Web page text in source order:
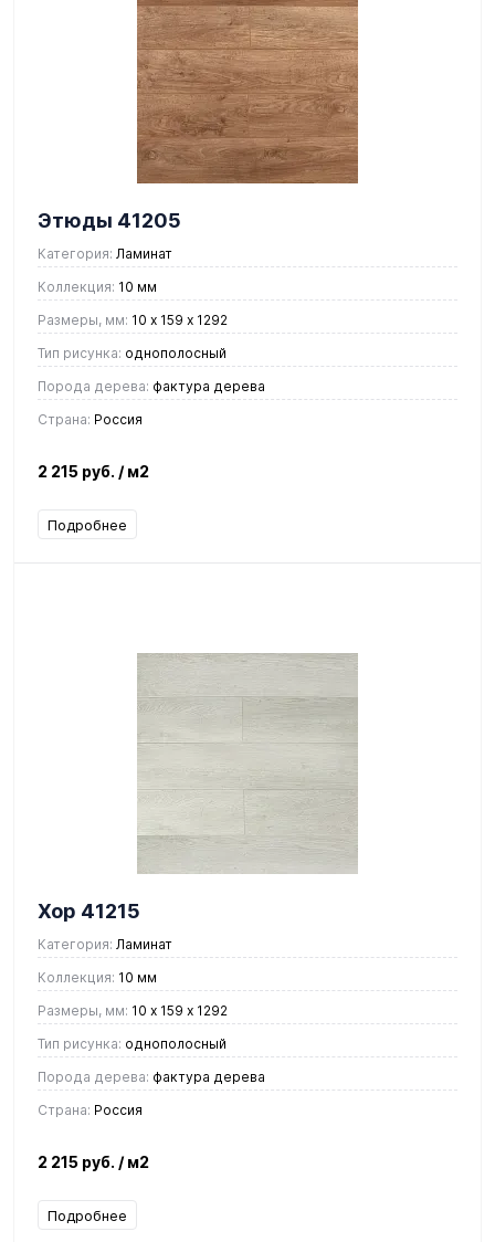
Этюды 41205
Категория: Ламинат
Коллекция: 10 мм
Размеры, мм: 10 х 159 х 1292
Тип рисунка: однополосный
Порода дерева: фактура дерева
Страна: Россия
2 215 руб. / м2
Подробнее
Хор 41215
Категория: Ламинат
Коллекция: 10 мм
Размеры, мм: 10 х 159 х 1292
Тип рисунка: однополосный
Порода дерева: фактура дерева
Страна: Россия
2 215 руб. / м2
Подробнее